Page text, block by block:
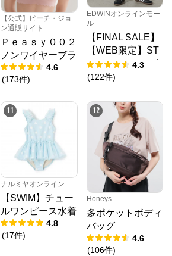
【公式】ピーチ・ジョ
ン通販サイト
Ｐｅａｓｙ００２
ノンワイヤーブラ
4.6
(173件)
EDWINオンラインモー
ル
【FINAL SALE】
【WEB限定】ST
EPMARK ルーズ
ペインターパンツ
4.3
(122件)
11
ナルミヤオンライン
【SWIM】チュー
ルワンピース水着
4.8
(17件)
12
Honeys
多ポケットボディ
バッグ
4.6
(106件)